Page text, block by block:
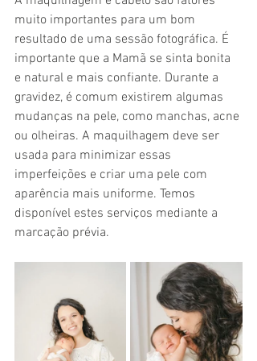
muito importantes para um bom
resultado de uma sessão fotográfica. É
importante que a Mamã se sinta bonita
e natural e mais confiante. Durante a
gravidez, é comum existirem algumas
mudanças na pele, como manchas, acne
ou olheiras. A maquilhagem deve ser
usada para minimizar essas
imperfeições e criar uma pele com
aparência mais uniforme. Temos
disponível estes serviços mediante a
marcação prévia.